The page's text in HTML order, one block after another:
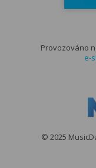
Provozováno
e-
© 2025